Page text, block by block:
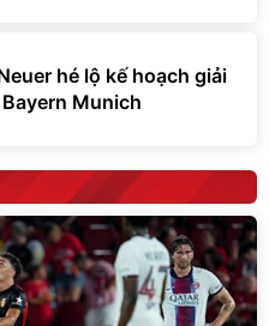
hé lộ kế hoạch giải
Munich